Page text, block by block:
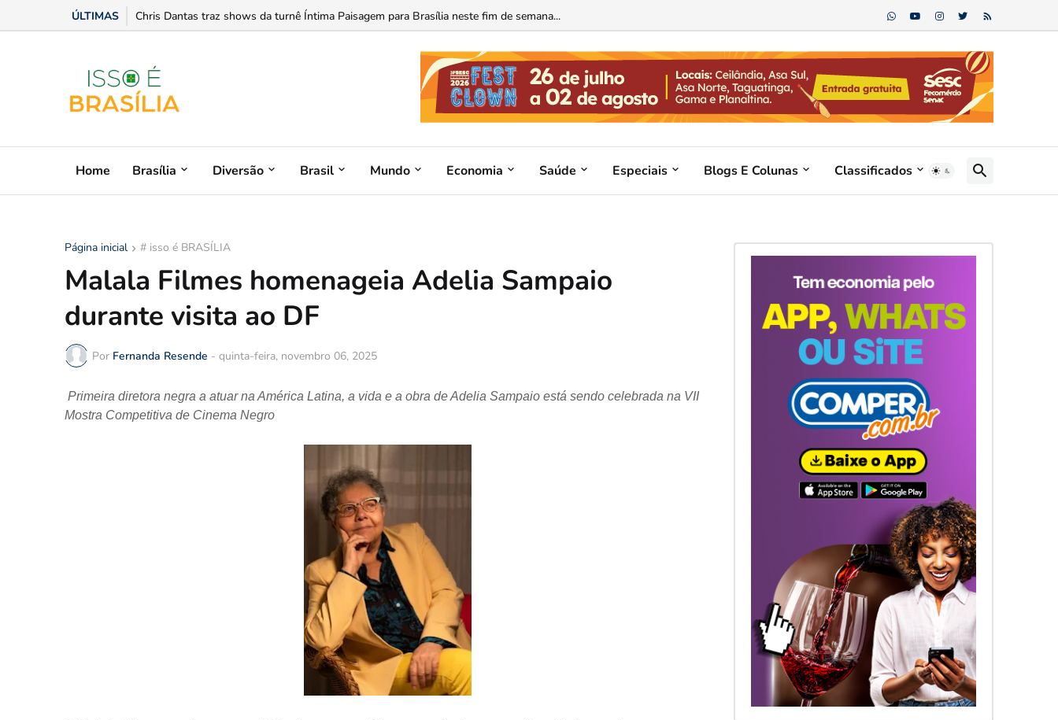
ÚLTIMAS Chris Dantas traz shows da turnê Íntima Paisagem para Brasília neste fim de semana...
Com discurso de inclusão, Valdirene Tavares oficializa candidatura...
Home Brasília Diversão Brasil Mundo Economia Saúde Especiais Blogs E Colunas Classificados
Página inicial # isso é BRASÍLIA
Malala Filmes homenageia Adelia Sampaio
durante visita ao DF
Por Fernanda Resende - quinta-feira, novembro 06, 2025
Primeira diretora negra a atuar na América Latina, a vida e a obra de Adelia Sampaio está sendo celebrada na VII
Mostra Competitiva de Cinema Negro